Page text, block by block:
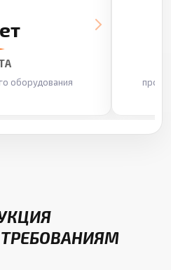
оборудования
ТРЕБОВАНИЯМ